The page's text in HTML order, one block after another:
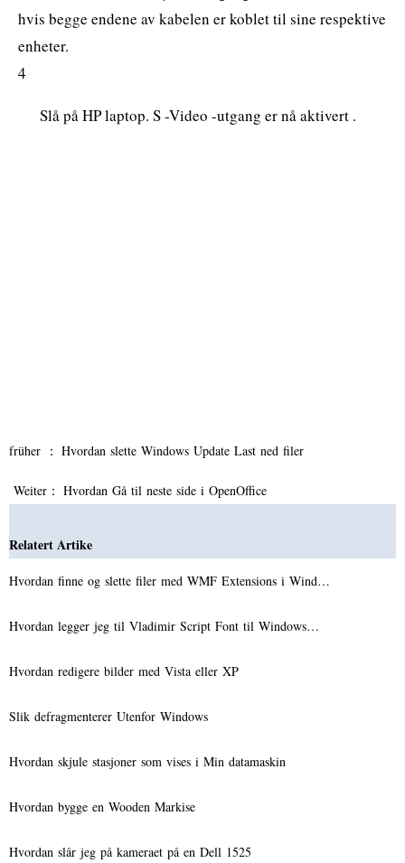
hvis begge endene av kabelen er koblet til sine respektive
enheter.
4
Slå på HP laptop. S -Video -utgang er nå aktivert .
früher ： Hvordan slette Windows Update Last ned filer
Weiter： Hvordan Gå til neste side i OpenOffice
Relatert Artike
Hvordan finne og slette filer med WMF Extensions i Wind…
Hvordan legger jeg til Vladimir Script Font til Windows…
Hvordan redigere bilder med Vista eller XP
Slik defragmenterer Utenfor Windows
Hvordan skjule stasjoner som vises i Min datamaskin
Hvordan bygge en Wooden Markise
Hvordan slår jeg på kameraet på en Dell 1525